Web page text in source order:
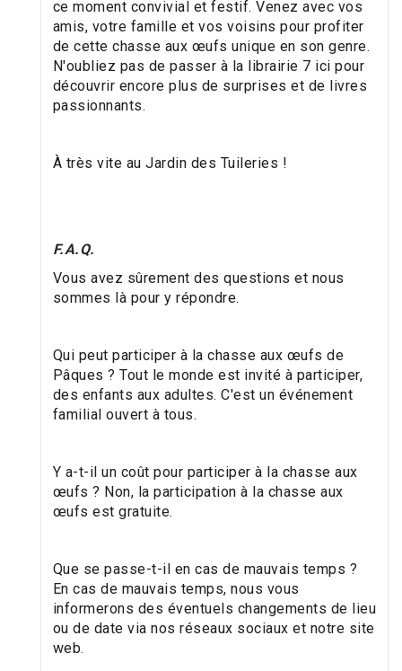
ce moment convivial et festif. Venez avec vos
amis, votre famille et vos voisins pour profiter
de cette chasse aux œufs unique en son genre.
N'oubliez pas de passer à la librairie 7 ici pour
découvrir encore plus de surprises et de livres
passionnants.
À très vite au Jardin des Tuileries !
F.A.Q.
Vous avez sûrement des questions et nous
sommes là pour y répondre.
Qui peut participer à la chasse aux œufs de
Pâques ? Tout le monde est invité à participer,
des enfants aux adultes. C'est un événement
familial ouvert à tous.
Y a-t-il un coût pour participer à la chasse aux
œufs ? Non, la participation à la chasse aux
œufs est gratuite.
Que se passe-t-il en cas de mauvais temps ?
En cas de mauvais temps, nous vous
informerons des éventuels changements de lieu
ou de date via nos réseaux sociaux et notre site
web.